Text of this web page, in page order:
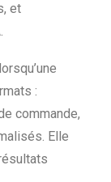
et
:
commande,
Elle